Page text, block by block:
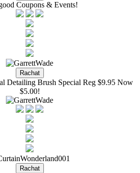
Coupons & Events!
Detailing Brush Special Reg $9.95 Now
$5.00!